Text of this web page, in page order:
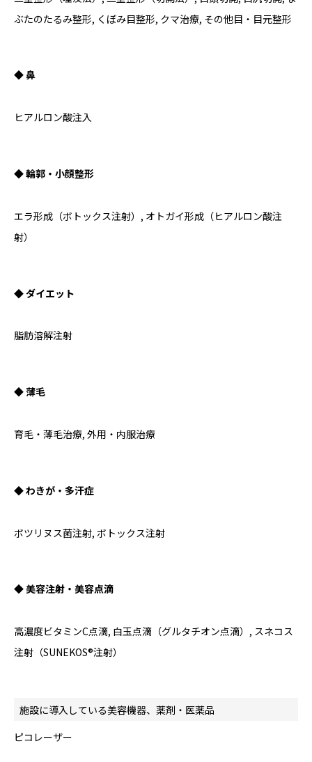
ぶたのたるみ整形, くぼみ目整形, クマ治療, その他目・目元整形
◆ 鼻
ヒアルロン酸注入
◆ 輪郭・小顔整形
エラ形成（ボトックス注射）, オトガイ形成（ヒアルロン酸注
射）
◆ ダイエット
脂肪溶解注射
◆ 薄毛
育毛・薄毛治療, 外用・内服治療
◆ わきが・多汗症
ボツリヌス菌注射, ボトックス注射
◆ 美容注射・美容点滴
高濃度ビタミンC点滴, 白玉点滴（グルタチオン点滴）, スネコス
注射（SUNEKOS®注射）
施設に導入している美容機器、薬剤・医薬品
ピコレーザー